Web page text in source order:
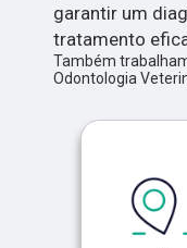
garantir um
tratamento
Também
Odontologia